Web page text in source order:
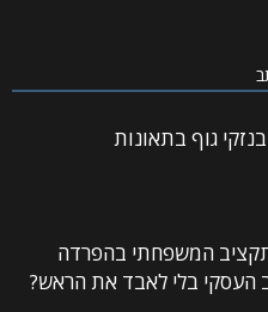
גוף בתאונות
המשפחתי בהפרדה
העסקי בלי לאבד את הראש?